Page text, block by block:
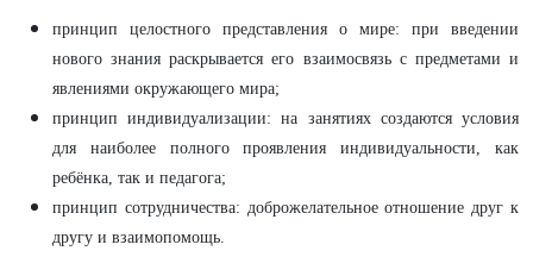
принцип целостного представления о мире: при введении
нового знания раскрывается его взаимосвязь с предметами и
явлениями окружающего мира;
принцип индивидуализации: на занятиях создаются условия
для наиболее полного проявления индивидуальности, как
ребёнка, так и педагога;
принцип сотрудничества: доброжелательное отношение друг к
другу и взаимопомощь.